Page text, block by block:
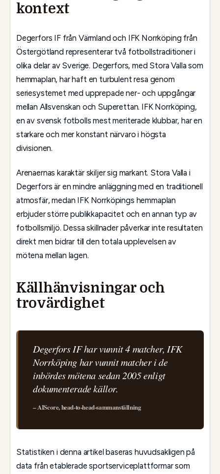
kontext
Degerfors IF från Värmland och IFK Norrköping från
Östergötland representerar två fotbollstraditioner i
olika delar av Sverige. Degerfors, med Stora Valla som
hemmaplan, har haft en turbulent resa genom
seriesystemet med upprepade ner- och uppgångar
mellan Allsvenskan och Superettan. IFK Norrköping,
en av svensk fotbolls mest meriterade klubbar, har en
starkare och mer konstant närvaro i högsta
divisionen.
Arenaernas karaktär skiljer sig markant. Stora Valla i
Degerfors är en mindre anläggning med en traditionell
atmosfär, medan IFK Norrköpings hemmaplan
erbjuder större publikkapacitet och en annan typ av
fotbollsmiljö. Dessa skillnader påverkar inte resultaten
direkt men bidrar till den totala upplevelsen av
mötena mellan lagen.
Källhänvisningar och
trovärdighet
Degerfors IF har vunnit 4 matcher, IFK
Norrköping har vunnit matcher i de
inbördes mötena sedan 2005 enligt
dokumenterade källor.
– AIScore, head-to-head-sammanställning
Statistiken i denna artikel baseras huvudsakligen på
data från etablerade sportserviceplattformar som